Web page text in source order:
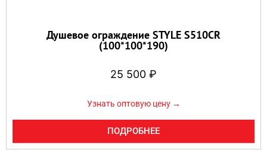
Душевое ограждение STYLE S510CR
(100*100*190)
25 500 ₽
Узнать оптовую цену →
ПОДРОБНЕЕ